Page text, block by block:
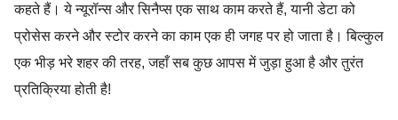
कहते हैं। ये न्यूरॉन्स और सिनैप्स एक साथ काम करते हैं, यानी डेटा को
प्रोसेस करने और स्टोर करने का काम एक ही जगह पर हो जाता है। बिल्कुल
एक भीड़ भरे शहर की तरह, जहाँ सब कुछ आपस में जुड़ा हुआ है और तुरंत
प्रतिक्रिया होती है!